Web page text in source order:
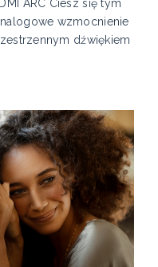
ARC Ciesz się tym
wzmocnienie
dźwiękiem